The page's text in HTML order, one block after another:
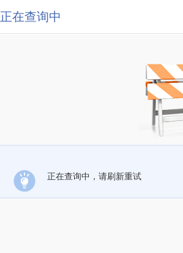
正在查询中
正在查询中，请刷新重试